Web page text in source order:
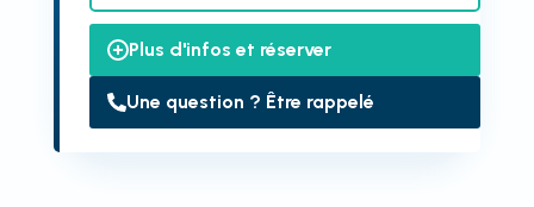
Plus d'infos et réserver
Une question ? Être rappelé